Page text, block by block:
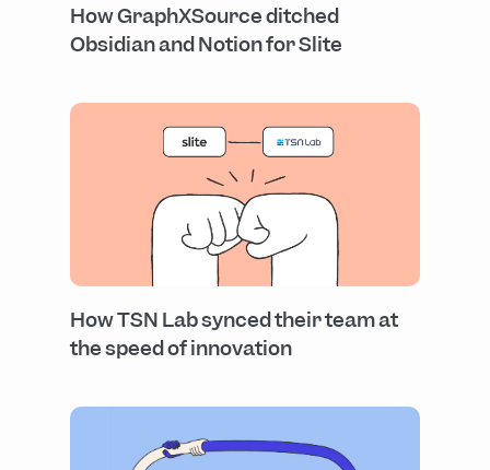
How GraphXSource ditched
Obsidian and Notion for Slite
How TSN Lab synced their team at
the speed of innovation